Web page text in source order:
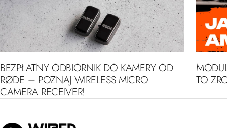
BEZPŁATNY ODBIORNIK DO KAMERY OD
RØDE – POZNAJ WIRELESS MICRO
CAMERA RECEIVER!
TO